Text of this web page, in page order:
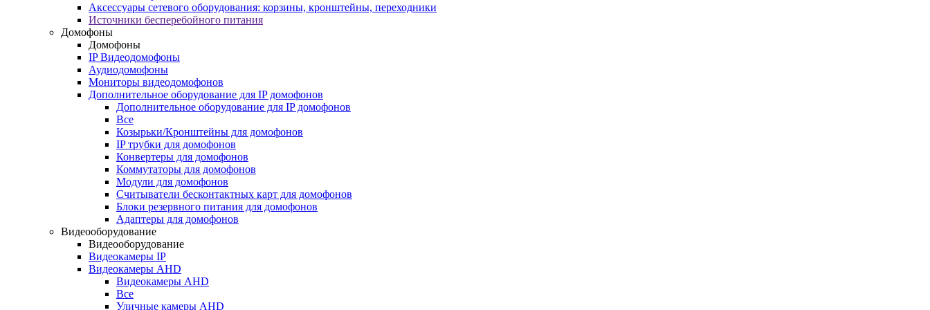
Аксессуары сетевого оборудования: корзины, кронштейны, переходники
Источники бесперебойного питания
Домофоны
Домофоны
IP Видеодомофоны
Аудиодомофоны
Мониторы видеодомофонов
Дополнительное оборудование для IP домофонов
Дополнительное оборудование для IP домофонов
Все
Козырьки/Кронштейны для домофонов
IP трубки для домофонов
Конвертеры для домофонов
Коммутаторы для домофонов
Модули для домофонов
Считыватели бесконтактных карт для домофонов
Блоки резервного питания для домофонов
Адаптеры для домофонов
Видеооборудование
Видеооборудование
Видеокамеры IP
Видеокамеры AHD
Видеокамеры AHD
Все
Уличные камеры AHD